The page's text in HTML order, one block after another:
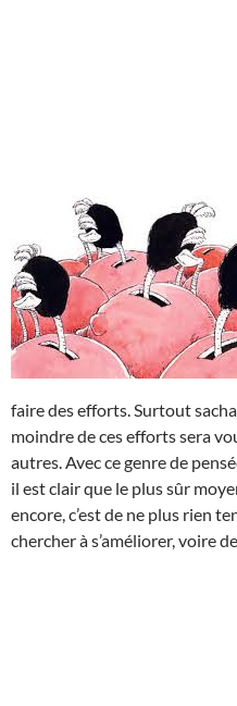
faire des efforts. Surtout
moindre de ces efforts sera
autres. Avec ce genre de
il est clair que le plus sûr
encore, c’est de ne plus rien
chercher à s’améliorer, voire